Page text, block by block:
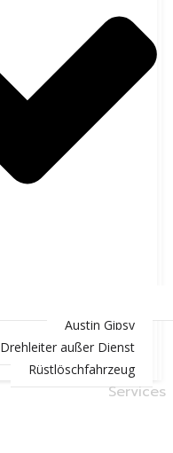
Austin Gipsy
Drehleiter außer Dienst
Rüstlöschfahrzeug
Services